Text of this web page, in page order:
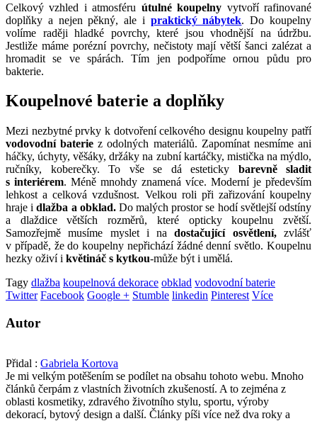
Celkový vzhled i atmosféru útulné koupelny vytvoří rafinované
doplňky a nejen pěkný, ale i praktický nábytek. Do koupelny
volíme raději hladké povrchy, které jsou vhodnější na údržbu.
Jestliže máme porézní povrchy, nečistoty mají větší šanci zalézat a
hromadit se ve spárách. Tím jen podpoříme ornou půdu pro
bakterie.
Koupelnové baterie a doplňky
Mezi nezbytné prvky k dotvoření celkového designu koupelny patří
vodovodní baterie z odolných materiálů. Zapomínat nesmíme ani
háčky, úchyty, věšáky, držáky na zubní kartáčky, mistička na mýdlo,
ručníky, koberečky. To vše se dá esteticky barevně sladit
s interiérem. Méně mnohdy znamená více. Moderní je především
lehkost a celková vzdušnost. Velkou roli při zařizování koupelny
hraje idlažba a obklad.Do malých prostor se hodí světlejší odstíny
a dlaždice větších rozměrů, které opticky koupelnu zvětší.
Samozřejmě musíme myslet i nadostačující osvětlení,zvlášť
v případě, že do koupelny nepřichází žádné denní světlo. Koupelnu
hezky oživí i květináč s kytkou-může být i umělá.
Tagy dlažba koupelnová dekorace obklad vodovodní baterie
Twitter Facebook Google + Stumble linkedin Pinterest Více
Autor
Přidal : Gabriela Kortova
Je mi velkým potěšením se podílet na obsahu tohoto webu. Mnoho
článků čerpám z vlastních životních zkušeností. A to zejména z
oblasti kosmetiky, zdravého životního stylu, sportu, výroby
dekorací, bytový design a další. Články píši více než dva roky a